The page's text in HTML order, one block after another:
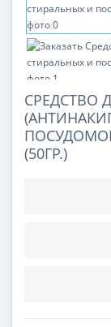
СРЕДСТВО
(50ГР.)